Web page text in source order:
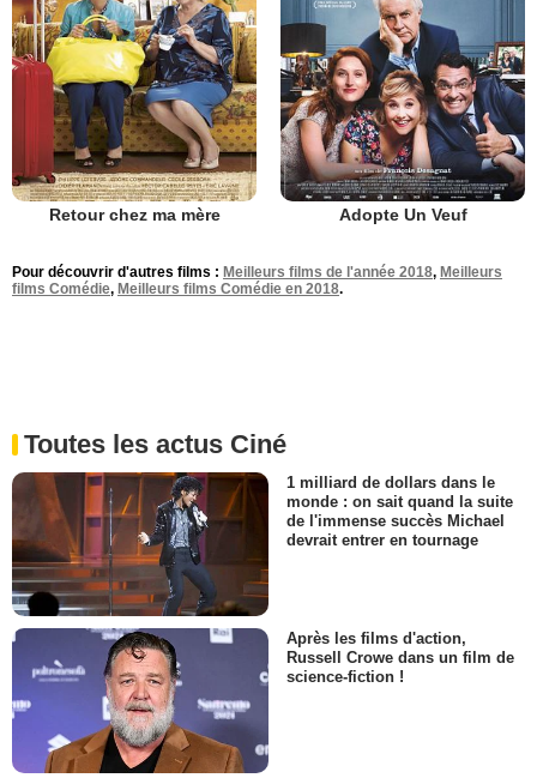
Retour chez ma mère Adopte Un Veuf
Pour découvrir d'autres films : Meilleurs films de l'année 2018, Meilleurs
films Comédie, Meilleurs films Comédie en 2018.
Toutes les actus Ciné
1 milliard de dollars dans le
monde : on sait quand la suite
de l'immense succès Michael
devrait entrer en tournage
Après les films d'action,
Russell Crowe dans un film de
science-fiction !